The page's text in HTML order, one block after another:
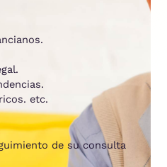
etc.
de su consulta